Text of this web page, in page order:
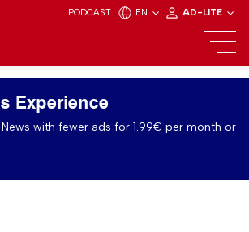
PODCAST EN AD-LITE
Experience
with fewer ads for 1.99€ per month or